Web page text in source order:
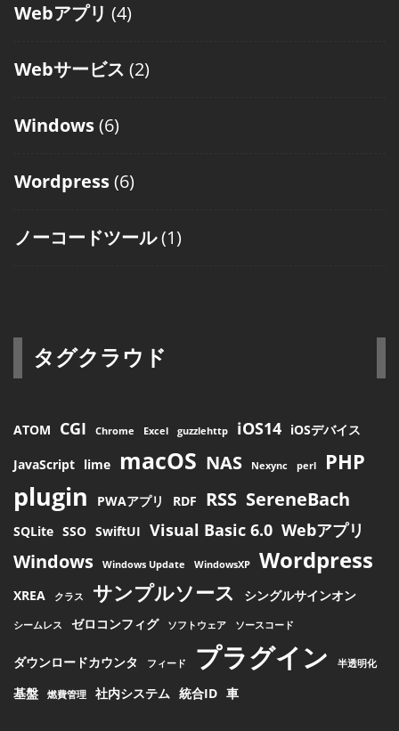
Webアプリ (4)
Webサービス (2)
Windows(6)
Wordpress(6)
ノーコードツール(1)
タグクラウド
ATOM CGI Chrome Excel guzzlehttp iOS14 iOSデバイス
JavaScript lime macOS NAS Nexync perl PHP
plugin PWAアプリ RDF RSS SereneBach
SQLite SSO SwiftUI Visual Basic 6.0 Webアプリ
Windows Windows Update WindowsXP Wordpress
XREA クラス サンプルソース シングルサインオン
シームレス ゼロコンフィグ ソフトウェア ソースコード
ダウンロードカウンタ フィード プラグイン 半透明化
基盤 燃費管理 社内システム 統合ID 車